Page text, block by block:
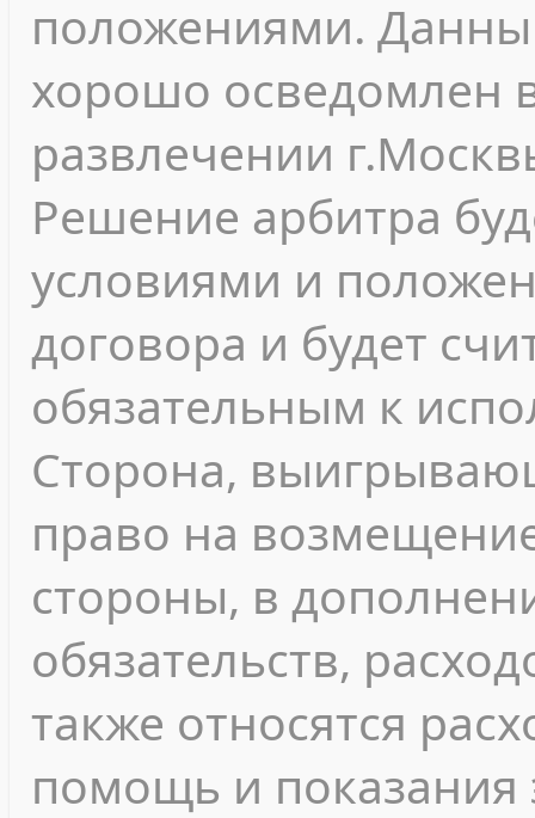
положениями.
хорошо осведомлен
развлечении
Решение арбитра
условиями и
договора и будет
обязательным к
Сторона,
право на
стороны, в
обязательств,
также относятся
помощь и показания